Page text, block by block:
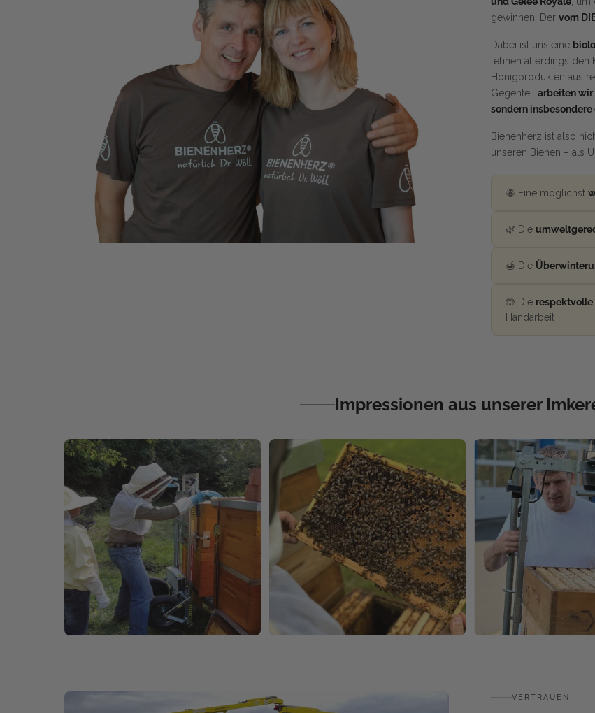
gewinnen. Der vom
Dabei ist uns eine
lehnen allerdings den
Honigprodukten aus
Gegenteil arbeiten wir
sondern
Bienenherz ist also
unseren Bienen – als
🐝 Eine möglichst
🌿 Die
🍯 Die
🤲 Die
Handarbeit
Impressionen aus unserer
VERTRAUEN